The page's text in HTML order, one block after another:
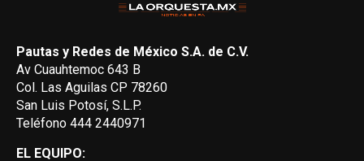
Pautas y Redes de México S.A. de C.V.
Av Cuauhtemoc 643 B
Col. Las Aguilas CP 78260
San Luis Potosí, S.L.P.
Teléfono 444 2440971
EL EQUIPO: